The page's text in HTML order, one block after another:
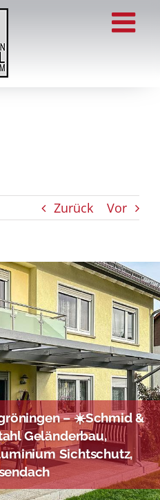
Zurück Vor
– ☀️Schmid &
Geländerbau,
Sichtschutz,